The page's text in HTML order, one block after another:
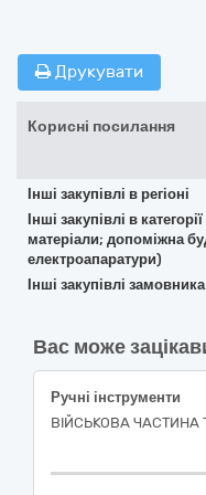
Друкувати
Корисні посилання
Інші закупівлі в регіоні
Інші закупівлі в
матеріали; допоміжна
електроапаратури)
Інші закупівлі
Вас може
Ручні інструменти
ВІЙСЬКОВА ЧАСТИНА